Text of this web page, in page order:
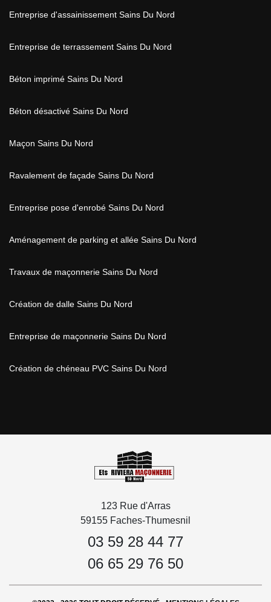
Entreprise d'assainissement Sains Du Nord
Entreprise de terrassement Sains Du Nord
Béton imprimé Sains Du Nord
Béton désactivé Sains Du Nord
Maçon Sains Du Nord
Ravalement de façade Sains Du Nord
Entreprise pose d'enrobé Sains Du Nord
Aménagement de parking et allée Sains Du Nord
Travaux de maçonnerie Sains Du Nord
Création de dalle Sains Du Nord
Entreprise de maçonnerie Sains Du Nord
Création de chéneau PVC Sains Du Nord
123 Rue d'Arras
59155 Faches-Thumesnil
03 59 28 44 77
06 65 29 76 50